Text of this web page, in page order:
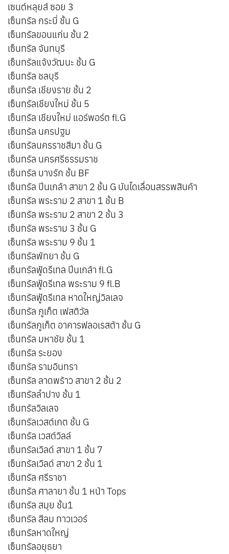
เซนต์หลุยส์ ซอย 3
เซ็นทรัล กระบี่ ชั้น G
เซ็นทรัลขอนแก่น ชั้น 2
เซ็นทรัล จันทบุรี
เซ็นทรัลแจ้งวัฒนะ ชั้น G
เซ็นทรัล ชลบุรี
เซ็นทรัล เชียงราย ชั้น 2
เซ็นทรัลเชียงใหม่ ชั้น 5
เซ็นทรัล เชียงใหม่ แอร์พอร์ต fl.G
เซ็นทรัล นครปฐม
เซ็นทรัลนครราชสีมา ชั้น G
เซ็นทรัล นครศรีธรรมราช
เซ็นทรัล บางรัก ชั้น BF
เซ็นทรัล ปิ่นเกล้า สาขา 2 ชั้น G บันไดเลื่อนสรรพสินค้า
เซ็นทรัล พระราม 2 สาขา 1 ชั้น B
เซ็นทรัล พระราม 2 สาขา 2 ชั้น 3
เซ็นทรัล พระราม 3 ชั้น G
เซ็นทรัล พระราม 9 ชั้น 1
เซ็นทรัลพัทยา ชั้น G
เซ็นทรัลฟู้ดรีเทล ปิ่นเกล้า fl.G
เซ็นทรัลฟู้ดรีเทล พระราม 9 fl.B
เซ็นทรัลฟู้ดรีเทล หาดใหญ่วิลเลจ
เซ็นทรัล ภูเก็ต เฟสติวัล
เซ็นทรัลภูเก็ต อาคารฟลอเรสต้า ชั้น G
เซ็นทรัล มหาชัย ชั้น 1
เซ็นทรัล ระยอง
เซ็นทรัล รามอินทรา
เซ็นทรัล ลาดพร้าว สาขา 2 ชั้น 2
เซ็นทรัลลำปาง ชั้น 1
เซ็นทรัลวิลเลจ
เซ็นทรัลเวสต์เกต ชั้น G
เซ็นทรัล เวสต์วิลล์
เซ็นทรัลเวิลด์ สาขา 1 ชั้น 7
เซ็นทรัลเวิลด์ สาขา 2 ชั้น 1
เซ็นทรัล ศรีราชา
เซ็นทรัล ศาลายา ชั้น 1 หน้า Tops
เซ็นทรัล สมุย ชั้น1
เซ็นทรัล สีลม ทาวเวอร์
เซ็นทรัลหาดใหญ่
เซ็นทรัลอยุธยา